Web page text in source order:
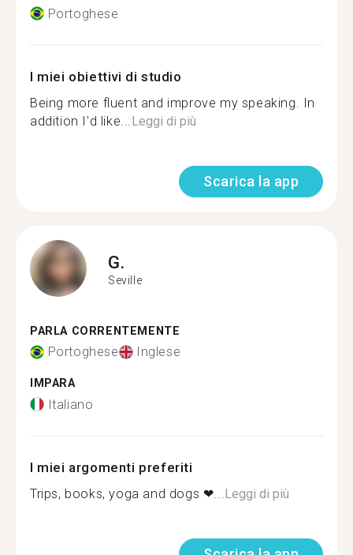
Portoghese
I miei obiettivi di studio
Being more fluent and improve my speaking. In
addition I'd like... Leggi di più
Scarica la app
G.
Seville
PARLA CORRENTEMENTE
Portoghese Inglese
IMPARA
Italiano
I miei argomenti preferiti
Trips, books, yoga and dogs ❤... Leggi di più